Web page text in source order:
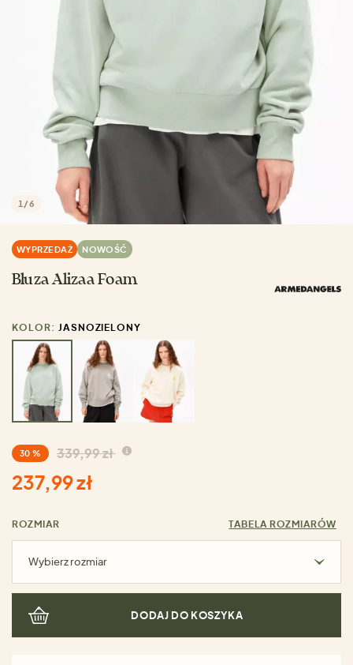
1 /6
WYPRZEDAŻ NOWOŚĆ
Bluza Alizaa Foam
KOLOR: JASNOZIELONY
30 % 339,99 zł
237,99 zł
ROZMIAR TABELA ROZMIARÓW
Wybierz rozmiar
DODAJ DO KOSZYKA